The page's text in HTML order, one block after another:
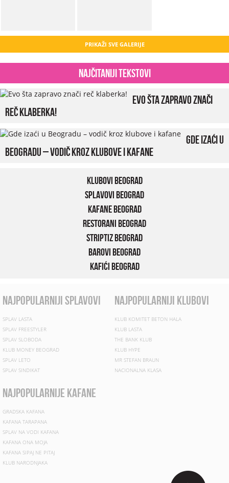
PRIKAŽI SVE GALERIJE
Najčitaniji tekstovi
Evo šta zapravo znači
reč klaberka!
Gde izaći u
Beogradu – vodič kroz klubove i kafane
Klubovi Beograd
Splavovi Beograd
Kafane Beograd
Restorani Beograd
Striptiz Beograd
Barovi Beograd
Kafići Beograd
najpopularniji splavovi
SPLAV LASTA
SPLAV FREESTYLER
SPLAV SLOBODA
KLUB MONEY BEOGRAD
SPLAV LETO
SPLAV SINDIKAT
najpopularniji klubovi
KLUB KOMITET BETON HALA
KLUB LASTA
THE BANK KLUB
KLUB HYPE
MR STEFAN BRAUN
NACIONALNA KLASA
najpopularnije kafane
GRADSKA KAFANA
KAFANA TARAPANA
SPLAV NA VODI KAFANA
KAFANA ONA MOJA
KAFANA SIPAJ NE PITAJ
KLUB NARODNJAKA